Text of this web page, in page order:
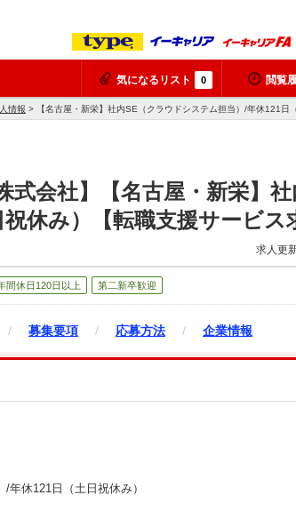
気になるリスト 0 閲覧
情報 > 【名古屋・新栄】社内SE（クラウドシステム担当）/年休121日
式会社】【名古屋・新栄】
休み）【転職支援サービス
求人更
間休日120日以上 第二新卒歓迎
/ 募集要項 / 応募方法 / 企業情報
年休121日（土日祝休み）